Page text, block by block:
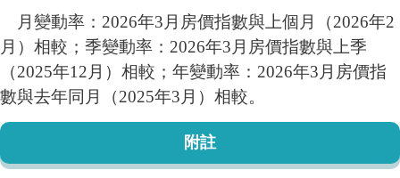
月變動率：2026年3月房價指數與上個月（2026年2
月）相較；季變動率：2026年3月房價指數與上季
（2025年12月）相較；年變動率：2026年3月房價指
數與去年同月（2025年3月）相較。
附註